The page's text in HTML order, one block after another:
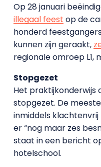
Op 28 januari
illegaal feest op de
honderd
kunnen zijn geraakt,
regionale omroep L1,
Stopgezet
Het praktijkonderwijs
stopgezet. De
inmiddels klachtenvrij
er “nog maar zes
staat in een bericht
hotelschool.